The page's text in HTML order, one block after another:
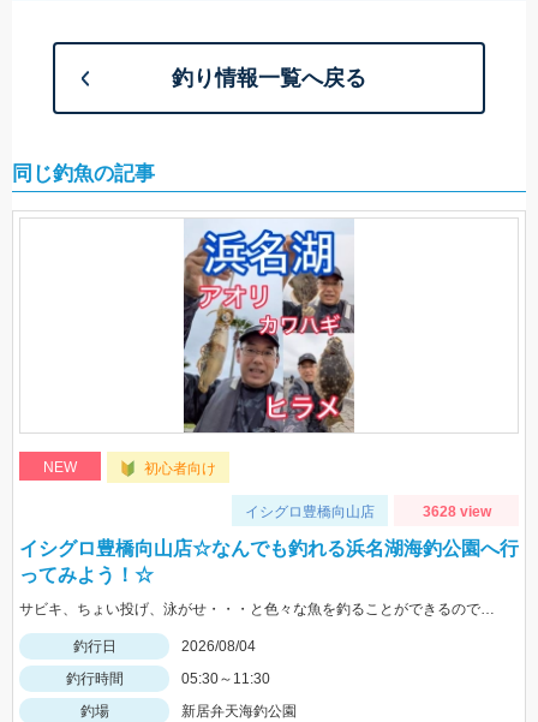
釣り情報一覧へ戻る
同じ釣魚の記事
NEW 初心者向け
イシグロ豊橋向山店 3628 view
イシグロ豊橋向山店☆なんでも釣れる浜名湖海釣公園へ行
ってみよう！☆
サビキ、ちょい投げ、泳がせ・・・と色々な魚を釣ることができるので仕掛けも何種類か用意していけば楽しむことができますよ！
釣行日
2026/08/04
釣行時間
05:30～11:30
釣場
新居弁天海釣公園